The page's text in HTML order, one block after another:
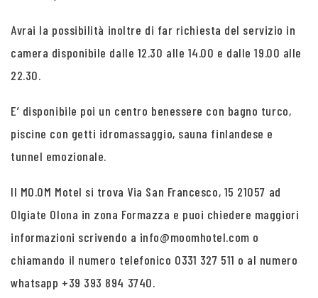
Avrai la possibilità inoltre di far richiesta del servizio in
camera disponibile dalle 12.30 alle 14.00 e dalle 19.00 alle
22.30.
E’ disponibile poi un centro benessere con bagno turco,
piscine con getti idromassaggio, sauna finlandese e
tunnel emozionale.
Il MO.OM Motel si trova Via San Francesco, 15 21057 ad
Olgiate Olona in zona Formazza e puoi chiedere maggiori
informazioni scrivendo a info@moomhotel.com o
chiamando il numero telefonico 0331 327 511 o al numero
whatsapp +39 393 894 3740.